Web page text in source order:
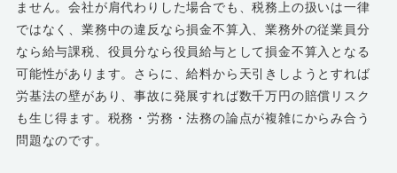
ません。会社が肩代わりした場合でも、税務上の扱いは一律
ではなく、業務中の違反なら損金不算入、業務外の従業員分
なら給与課税、役員分なら役員給与として損金不算入となる
可能性があります。さらに、給料から天引きしようとすれば
労基法の壁があり、事故に発展すれば数千万円の賠償リスク
も生じ得ます。税務・労務・法務の論点が複雑にからみ合う
問題なのです。